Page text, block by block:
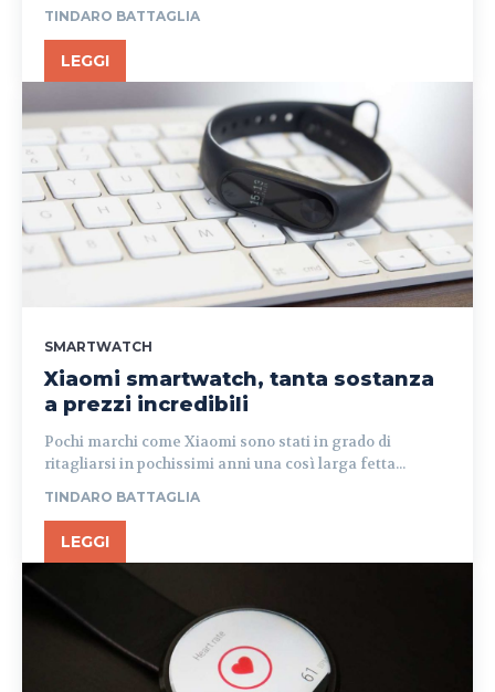
TINDARO BATTAGLIA
LEGGI
SMARTWATCH
Xiaomi smartwatch, tanta sostanza
a prezzi incredibili
Pochi marchi come Xiaomi sono stati in grado di
ritagliarsi in pochissimi anni una così larga fetta...
TINDARO BATTAGLIA
LEGGI